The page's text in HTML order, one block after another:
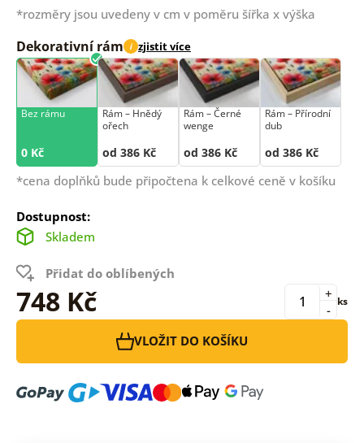
*rozměry jsou uvedeny v cm v poměru šířka x výška
Dekorativní rám i zjistit více
Bez rámu
0 Kč
Rám –⁠⁠⁠⁠⁠⁠ Hnědý
ořech
od 386 Kč
Rám –⁠⁠⁠⁠⁠⁠ Černé
wenge
od 386 Kč
Rám –⁠⁠⁠⁠⁠⁠ Přírodní
dub
od 386 Kč
*cena doplňků bude připočtena k celkové ceně v košíku
Dostupnost:
Skladem
Přidat do oblíbených
748 Kč -
+ ks
VLOŽIT DO KOŠÍKU